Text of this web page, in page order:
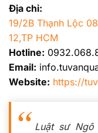
Địa chỉ:
19/2B Thạnh Lộc
12,TP HCM
Hotline:
Email:
Website: https://
Luật sư